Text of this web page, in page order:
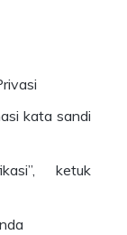
kata sandi
ketuk